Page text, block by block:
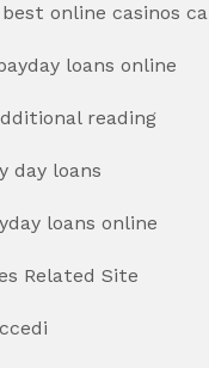
online casinos ca
loans online
reading
day loans
loans online
Related Site